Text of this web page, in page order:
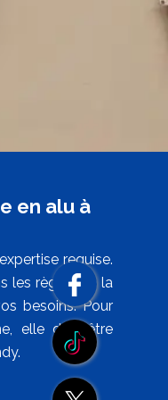
en alu à
requise.
les règles de la
besoins. Pour
elle doit être